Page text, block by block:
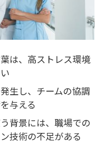
は、高ストレス環境
生し、チームの協調
与える
背景には、職場での
技術の不足がある